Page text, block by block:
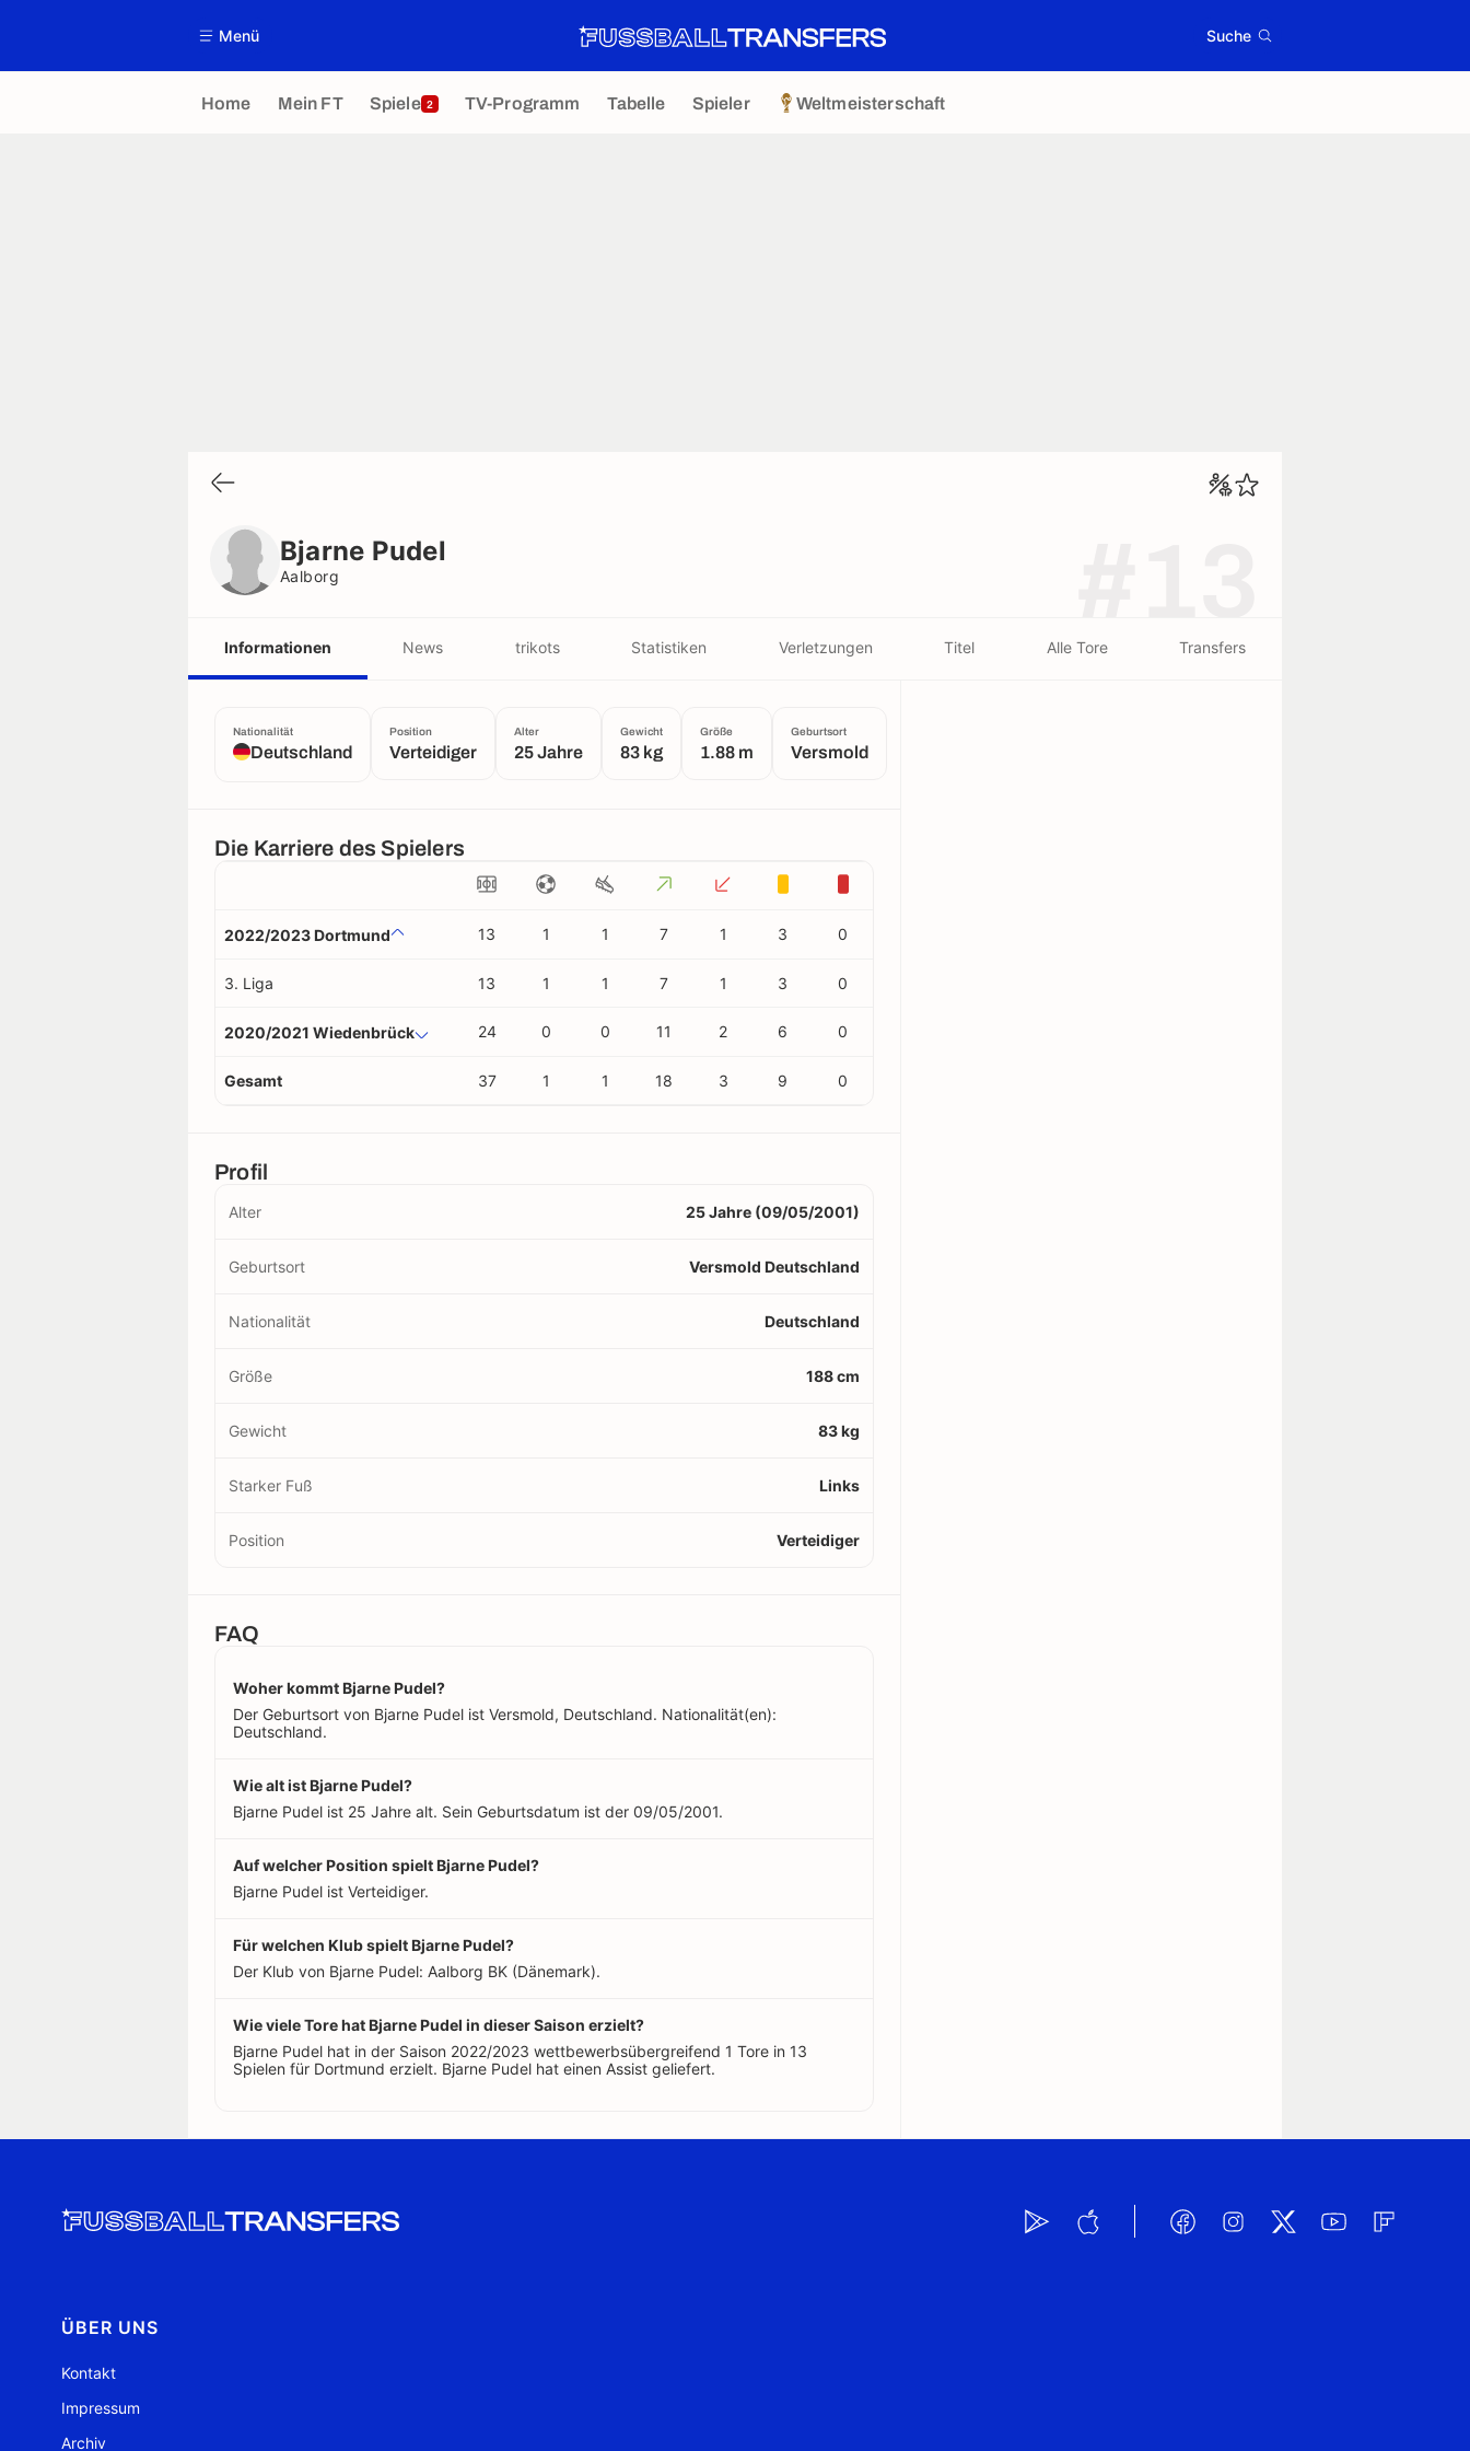
Menü Suche
Home Mein FT Spiele 2 TV-Programm Tabelle Spieler Weltmeisterschaft
Bjarne Pudel
Aalborg
Informationen News trikots Statistiken Verletzungen Titel Alle Tore Transfers
Nationalität
Deutschland
Position
Verteidiger
Alter
25 Jahre
Gewicht
83 kg
Größe
1.88 m
Geburtsort
Versmold
Die Karriere des Spielers
2022/2023 Dortmund 13 1 1 7 1 3 0
3. Liga 13 1 1 7 1 3 0
2020/2021 Wiedenbrück 24 0 0 11 2 6 0
Gesamt 37 1 1 18 3 9 0
Profil
Alter 25 Jahre (09/05/2001)
Geburtsort Versmold Deutschland
Nationalität Deutschland
Größe 188 cm
Gewicht 83 kg
Starker Fuß Links
Position Verteidiger
FAQ
Woher kommt Bjarne Pudel?
Der Geburtsort von Bjarne Pudel ist Versmold, Deutschland. Nationalität(en):
Deutschland.
Wie alt ist Bjarne Pudel?
Bjarne Pudel ist 25 Jahre alt. Sein Geburtsdatum ist der 09/05/2001.
Auf welcher Position spielt Bjarne Pudel?
Bjarne Pudel ist Verteidiger.
Für welchen Klub spielt Bjarne Pudel?
Der Klub von Bjarne Pudel: Aalborg BK (Dänemark).
Wie viele Tore hat Bjarne Pudel in dieser Saison erzielt?
Bjarne Pudel hat in der Saison 2022/2023 wettbewerbsübergreifend 1 Tore in 13
Spielen für Dortmund erzielt. Bjarne Pudel hat einen Assist geliefert.
ÜBER UNS
Kontakt
Impressum
Archiv